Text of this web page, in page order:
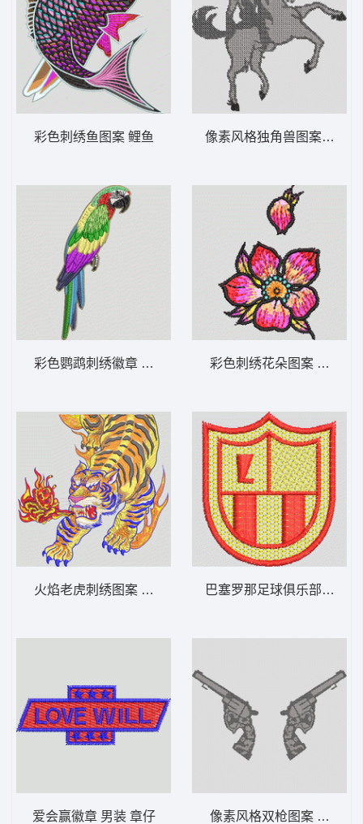
彩色刺绣鱼图案 鲤鱼
彩色鹦鹉刺绣徽章 鸟 鹦鹉
火焰老虎刺绣图案 老虎
爱会赢徽章 男装 章仔
像素风格独角兽图案 保罗
彩色刺绣花朵图案 靓花
巴塞罗那足球俱乐部队徽
像素风格双枪图案 手枪